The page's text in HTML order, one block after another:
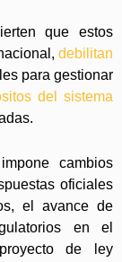
que estos
debilitan
para gestionar
del sistema
cambios
oficiales
el avance de
en el
de ley